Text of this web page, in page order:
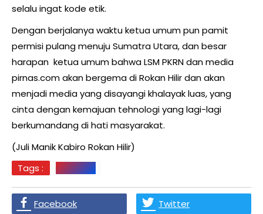
selalu ingat kode etik.
Dengan berjalanya waktu ketua umum pun pamit
permisi pulang menuju Sumatra Utara, dan besar
harapan ketua umum bahwa LSM PKRN dan media
pirnas.com akan bergema di Rokan Hilir dan akan
menjadi media yang disayangi khalayak luas, yang
cinta dengan kemajuan tehnologi yang lagi-lagi
berkumandang di hati masyarakat.
(Juli Manik Kabiro Rokan Hilir)
Tags :
LSM PKRN
Facebook
Twitter